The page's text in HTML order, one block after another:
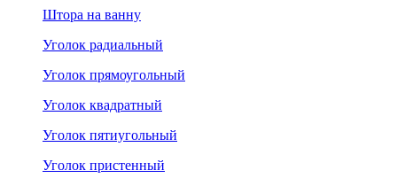
Штора на ванну
Уголок радиальный
Уголок прямоугольный
Уголок квадратный
Уголок пятиугольный
Уголок пристенный